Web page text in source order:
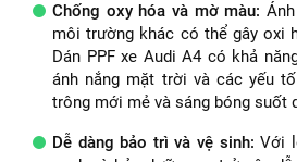
Chống oxy hóa và mờ màu:
môi trường khác có thể gây oxi
Dán PPF xe Audi A4 có khả
ánh nắng mặt trời và các yếu
trông mới mẻ và sáng bóng suốt
Dễ dàng bảo trì và vệ sinh: Với